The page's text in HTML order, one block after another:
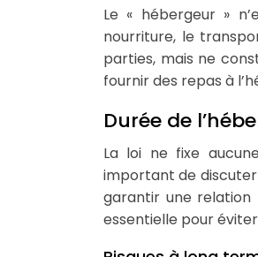
Le « hébergeur »
nourriture, le
parties, mais ne
fournir des repas à
Durée de
La loi ne fixe
important de discuter
garantir une relation
essentielle pour